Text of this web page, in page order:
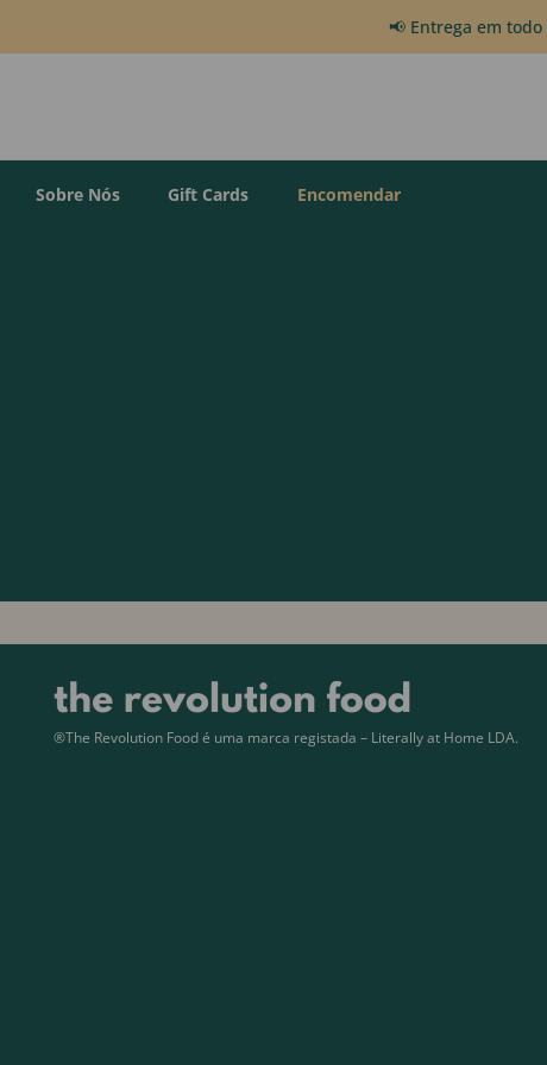
📢 Entrega em todo
Sobre Nós Gift Cards Encomendar
®The Revolution Food é uma marca registada – Literally at Home LDA.